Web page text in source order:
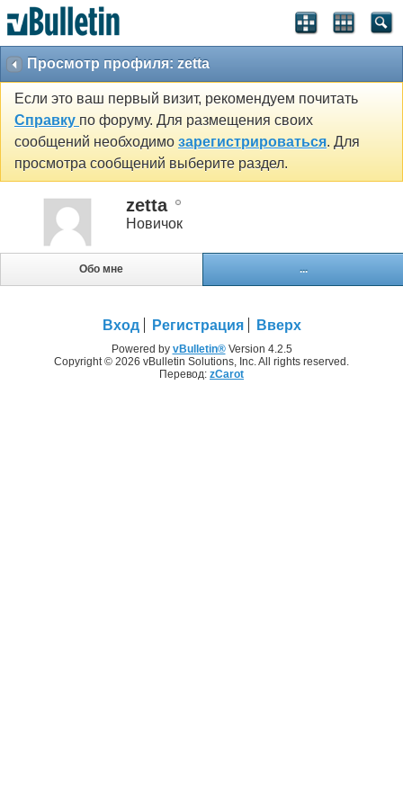
Просмотр профиля: zetta
Если это ваш первый визит, рекомендуем почитать
Справку по форуму. Для размещения своих
сообщений необходимо зарегистрироваться. Для
просмотра сообщений выберите раздел.
zetta
Новичок
Обо мне ...
Вход Регистрация Вверх
Powered by vBulletin®Version 4.2.5
Copyright © 2026 vBulletin Solutions, Inc. All rights reserved.
Перевод: zCarot